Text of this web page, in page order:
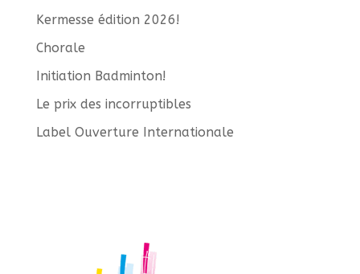
Kermesse édition 2026!
Chorale
Initiation Badminton!
Le prix des incorruptibles
Label Ouverture Internationale